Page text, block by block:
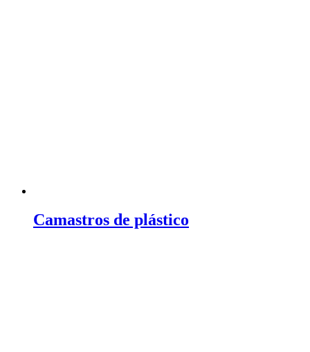
Camastros de plástico